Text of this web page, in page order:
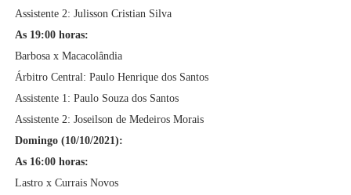
Assistente 2: Julisson Cristian Silva
As 19:00 horas:
Barbosa x Macacolândia
Árbitro Central: Paulo Henrique dos Santos
Assistente 1: Paulo Souza dos Santos
Assistente 2: Joseilson de Medeiros Morais
Domingo (10/10/2021):
As 16:00 horas:
Lastro x Currais Novos